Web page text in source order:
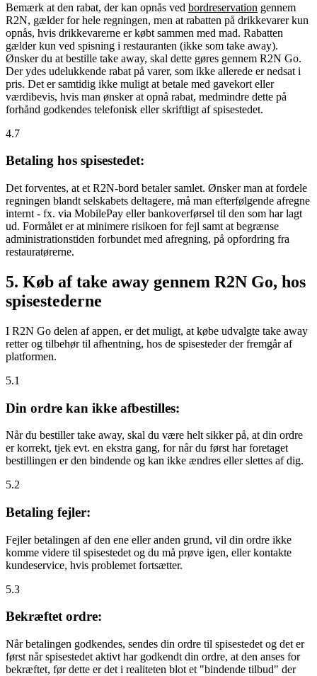
Bemærk at den rabat, der kan opnås ved bordreservation gennem
R2N, gælder for hele regningen, men at rabatten på drikkevarer kun
opnås, hvis drikkevarerne er købt sammen med mad. Rabatten
gælder kun ved spisning i restauranten (ikke som take away).
Ønsker du at bestille take away, skal dette gøres gennem R2N Go.
Der ydes udelukkende rabat på varer, som ikke allerede er nedsat i
pris. Det er samtidig ikke muligt at betale med gavekort eller
værdibevis, hvis man ønsker at opnå rabat, medmindre dette på
forhånd godkendes telefonisk eller skriftligt af spisestedet.
4.7
Betaling hos spisestedet:
Det forventes, at et R2N-bord betaler samlet. Ønsker man at fordele
regningen blandt selskabets deltagere, må man efterfølgende afregne
internt - fx. via MobilePay eller bankoverførsel til den som har lagt
ud. Formålet er at minimere risikoen for fejl samt at begrænse
administrationstiden forbundet med afregning, på opfordring fra
restauratørerne.
5. Køb af take away gennem R2N Go, hos
spisestederne
I R2N Go delen af appen, er det muligt, at købe udvalgte take away
retter og tilbehør til afhentning, hos de spisesteder der fremgår af
platformen.
5.1
Din ordre kan ikke afbestilles:
Når du bestiller take away, skal du være helt sikker på, at din ordre
er korrekt, tjek evt. en ekstra gang, for når du først har foretaget
bestillingen er den bindende og kan ikke ændres eller slettes af dig.
5.2
Betaling fejler:
Fejler betalingen af den ene eller anden grund, vil din ordre ikke
komme videre til spisestedet og du må prøve igen, eller kontakte
kundeservice, hvis problemet fortsætter.
5.3
Bekræftet ordre:
Når betalingen godkendes, sendes din ordre til spisestedet og det er
først når spisestedet aktivt har godkendt din ordre, at den anses for
bekræftet, før dette er det i realiteten blot et "bindende tilbud" der